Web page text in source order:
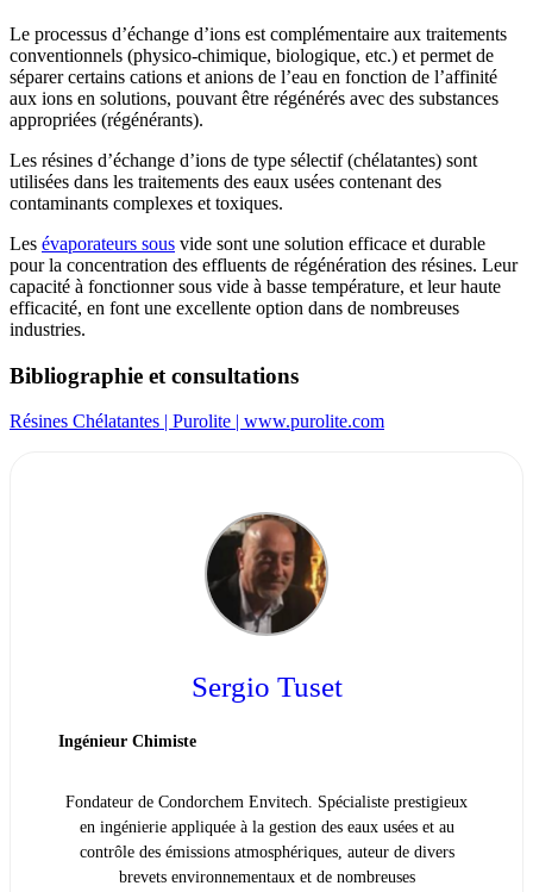
Le processus d’échange d’ions est complémentaire aux traitements
conventionnels (physico-chimique, biologique, etc.) et permet de
séparer certains cations et anions de l’eau en fonction de l’affinité
aux ions en solutions, pouvant être régénérés avec des substances
appropriées (régénérants).
Les résines d’échange d’ions de type sélectif (chélatantes) sont
utilisées dans les traitements des eaux usées contenant des
contaminants complexes et toxiques.
Les évaporateurs sous vide sont une solution efficace et durable
pour la concentration des effluents de régénération des résines. Leur
capacité à fonctionner sous vide à basse température, et leur haute
efficacité, en font une excellente option dans de nombreuses
industries.
Bibliographie et consultations
Résines Chélatantes | Purolite | www.purolite.com
Sergio Tuset
Ingénieur Chimiste
Fondateur de Condorchem Envitech. Spécialiste prestigieux
en ingénierie appliquée à la gestion des eaux usées et au
contrôle des émissions atmosphériques, auteur de divers
brevets environnementaux et de nombreuses